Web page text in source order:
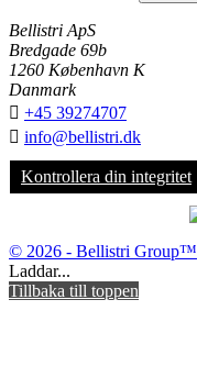
Bellistri ApS
Bredgade 69b
1260 København K
Danmark
 +45 39274707
 info@bellistri.dk
Kontrollera din integritet
© 2026 - Bellistri Group™
Laddar...
Tillbaka till toppen